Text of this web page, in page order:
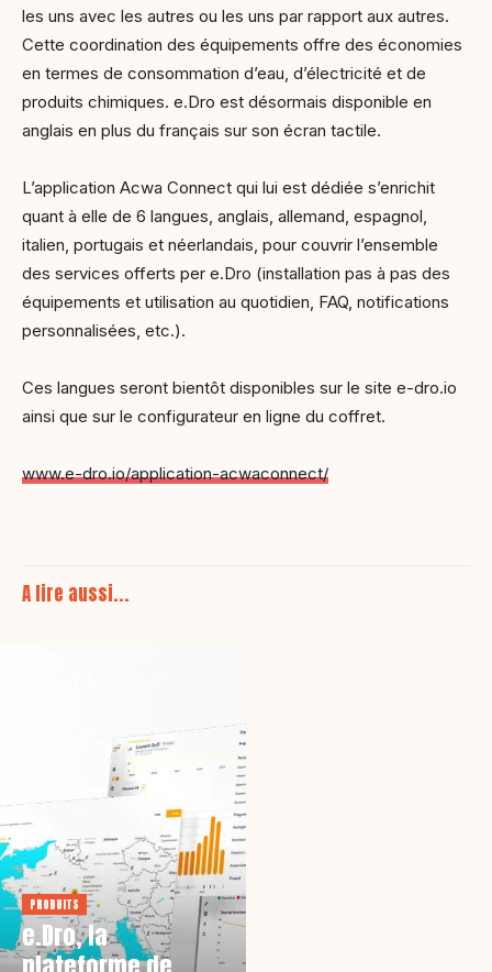
les uns avec les autres ou les uns par rapport aux autres.
Cette coordination des équipements offre des économies
en termes de consommation d’eau, d’électricité et de
produits chimiques. e.Dro est désormais disponible en
anglais en plus du français sur son écran tactile.
L’application Acwa Connect qui lui est dédiée s’enrichit
quant à elle de 6 langues, anglais, allemand, espagnol,
italien, portugais et néerlandais, pour couvrir l’ensemble
des services offerts per e.Dro (installation pas à pas des
équipements et utilisation au quotidien, FAQ, notifications
personnalisées, etc.).
Ces langues seront bientôt disponibles sur le site e-dro.io
ainsi que sur le configurateur en ligne du coffret.
www.e-dro.io/application-acwaconnect/
A lire aussi...
PRODUITS
e.Dro, la